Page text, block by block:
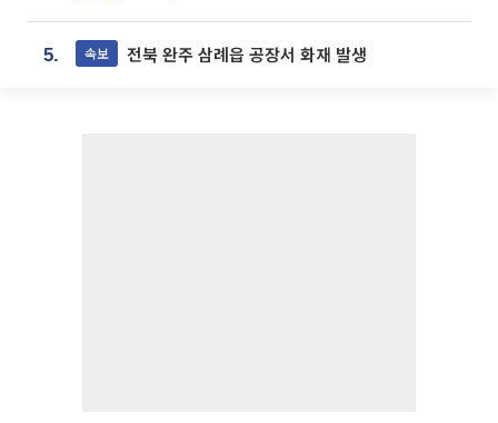
5. 속보 전북 완주 삼례읍 공장서 화재 발생